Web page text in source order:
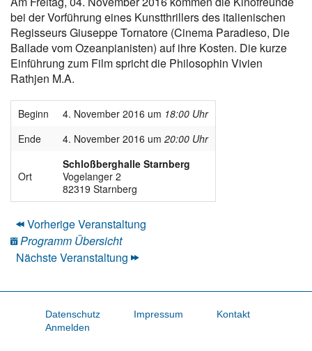
bei der Vorführung eines Kunstthrillers des italienischen
Regisseurs Giuseppe Tornatore (Cinema Paradieso, Die
Ballade vom Ozeanpianisten) auf ihre Kosten. Die kurze
Einführung zum Film spricht die Philosophin Vivien
Rathjen M.A.
Beginn 4. November 2016 um 18:00 Uhr
Ende
4. November 2016 um 20:00 Uhr
Ort
Schloßberghalle Starnberg
Vogelanger 2
82319 Starnberg
Vorherige Veranstaltung
Programm Übersicht
Nächste Veranstaltung
Datenschutz Impressum
Kontakt
Anmelden